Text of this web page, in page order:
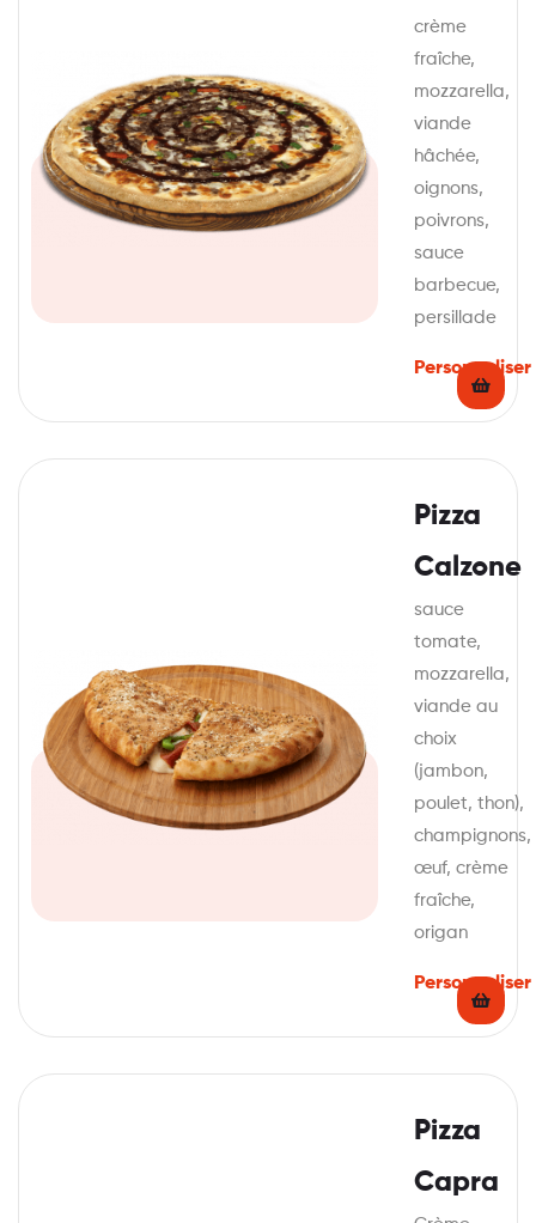
crème
fraîche,
mozzarella,
viande
hâchée,
oignons,
poivrons,
sauce
barbecue,
persillade
Personnaliser
Pizza
Calzone
sauce
tomate,
mozzarella,
viande au
choix
(jambon,
poulet, thon),
champignons,
œuf, crème
fraîche,
origan
Personnaliser
Pizza
Capra